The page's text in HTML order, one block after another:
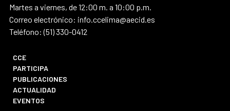
Martes a viernes, de 12:00 m. a 10:00 p.m.
Correo electrónico: info.ccelima@aecid.es
Teléfono: (51) 330-0412
CCE
PARTICIPA
PUBLICACIONES
ACTUALIDAD
EVENTOS